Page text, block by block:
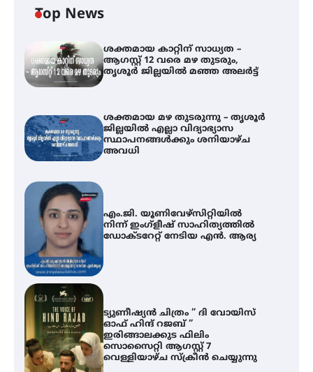
Top News
ശക്തമായ കാറ്റിന് സാധ്യത –
ആഗസ്റ്റ് 12 വരെ മഴ തുടരും,
തൃശൂർ ജില്ലയിൽ മഞ്ഞ അലർട്ട്
ശക്തമായ മഴ തുടരുന്നു – തൃശൂർ
ജില്ലയിൽ എല്ലാ വിദ്യാഭ്യാസ
സ്ഥാപനങ്ങൾക്കും ശനിയാഴ്ച
അവധി
എം.ജി. യൂണിവേഴ്‌സിറ്റിയിൽ
നിന്ന് ഇംഗ്ളീഷ് സാഹിത്യത്തിൽ
ഡോക്ടറേറ്റ് നേടിയ എൻ. ആര്യ
ട്യുണീഷ്യൻ ചിത്രം ” ദി വോയിസ്
ഓഫ് ഹിന്ദ് റജബ് ”
ഇരിങ്ങാലക്കുട ഫിലിം
സൊസൈറ്റി ആഗസ്റ്റ് 7
വെള്ളിയാഴ്ച സ്‌ക്രീൻ ചെയ്യുന്നു